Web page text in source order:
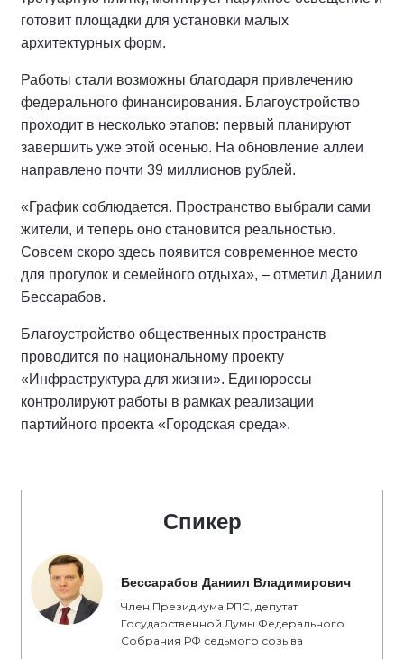
готовит площадки для установки малых
архитектурных форм.
Работы стали возможны благодаря привлечению
федерального финансирования. Благоустройство
проходит в несколько этапов: первый планируют
завершить уже этой осенью. На обновление аллеи
направлено почти 39 миллионов рублей.
«График соблюдается. Пространство выбрали сами
жители, и теперь оно становится реальностью.
Совсем скоро здесь появится современное место
для прогулок и семейного отдыха», – отметил Даниил
Бессарабов.
Благоустройство общественных пространств
проводится по национальному проекту
«Инфраструктура для жизни». Единороссы
контролируют работы в рамках реализации
партийного проекта «Городская среда».
Спикер
Бессарабов Даниил Владимирович
Член Президиума РПС, депутат
Государственной Думы Федерального
Собрания РФ седьмого созыва